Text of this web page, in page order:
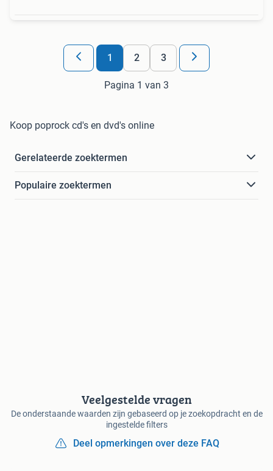
1 2 3
Pagina 1 van 3
Koop poprock cd's en dvd's online
Gerelateerde zoektermen
Populaire zoektermen
Veelgestelde vragen
De onderstaande waarden zijn gebaseerd op je zoekopdracht en de
ingestelde filters
Deel opmerkingen over deze FAQ